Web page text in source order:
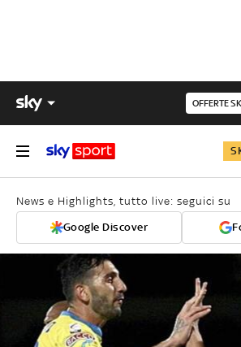
OFFERTE
News e Highlights, tutto live: seguici su
Google Discover